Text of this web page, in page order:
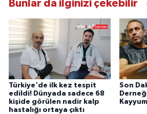
Bunlar da ilginizi çekebilir
Türkiye'de ilk kez tespit
edildi! Dünyada sadece 68
kişide görülen nadir kalp
hastalığı ortaya çıktı
Son